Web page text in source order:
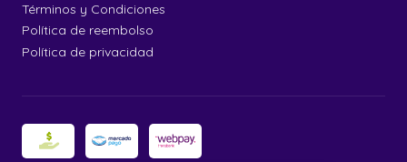
Términos y Condiciones
Política de reembolso
Política de privacidad